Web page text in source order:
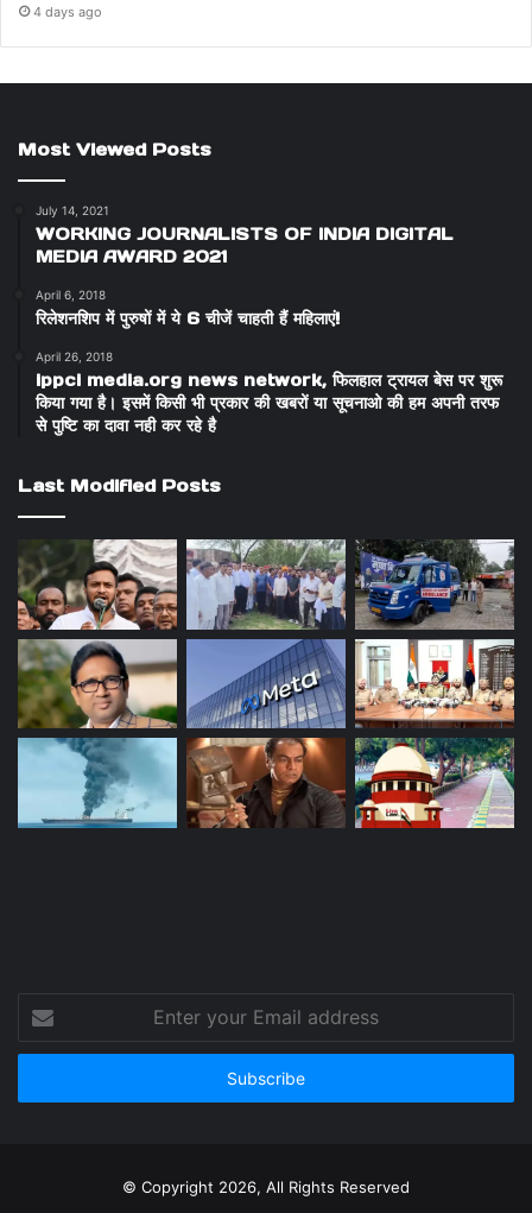
4 days ago
Most Viewed Posts
July 14, 2021
WORKING JOURNALISTS OF INDIA DIGITAL
MEDIA AWARD 2021
April 6, 2018
रिलेशनशिप में पुरुषों में ये 6 चीजें चाहती हैं महिलाएं!
April 26, 2018
ippci media.org news network, फिलहाल ट्रायल बेस पर शुरू
किया गया है। इसमें किसी भी प्रकार की खबरों या सूचनाओ की हम अपनी तरफ
से पुष्टि का दावा नही कर रहे है
Last Modified Posts
your
Email
© Copyright 2026, All Rights Reserved